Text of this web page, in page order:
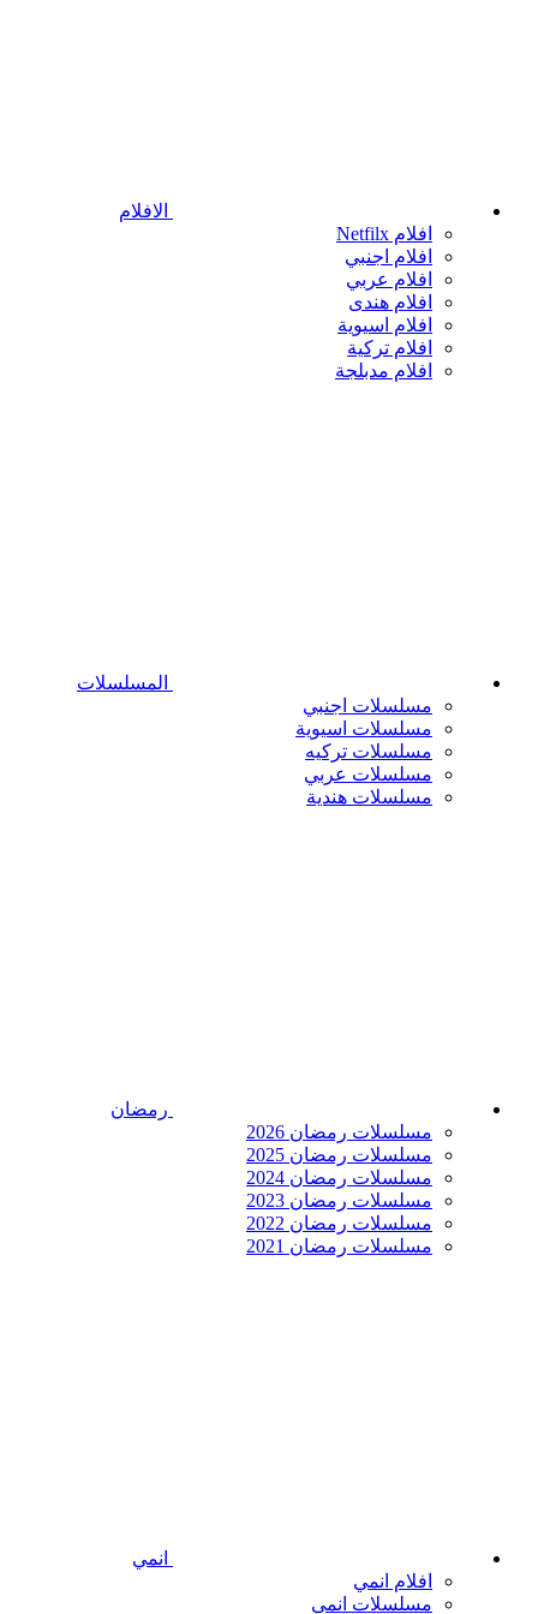
الافلام
افلام Netfilx
افلام اجنبي
افلام عربي
افلام هندى
افلام اسيوية
افلام تركية
افلام مدبلجة
المسلسلات
مسلسلات اجنبي
مسلسلات اسيوية
مسلسلات تركيه
مسلسلات عربي
مسلسلات هندية
رمضان
مسلسلات رمضان 2026
مسلسلات رمضان 2025
مسلسلات رمضان 2024
مسلسلات رمضان 2023
مسلسلات رمضان 2022
مسلسلات رمضان 2021
انمي
افلام انمي
مسلسلات انمي